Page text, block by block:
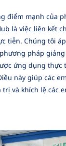
điểm mạnh của
là việc liên kết
tiễn. Chúng tôi
pháp
ứng dụng thực
này giúp các
trị và khích lệ các